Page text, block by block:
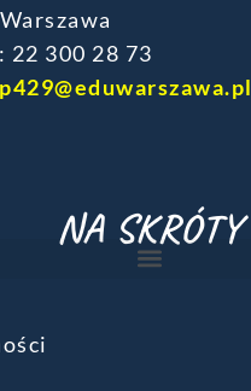
‎22 300 28 73
p429@eduwarszawa.pl
NA SKRÓTY